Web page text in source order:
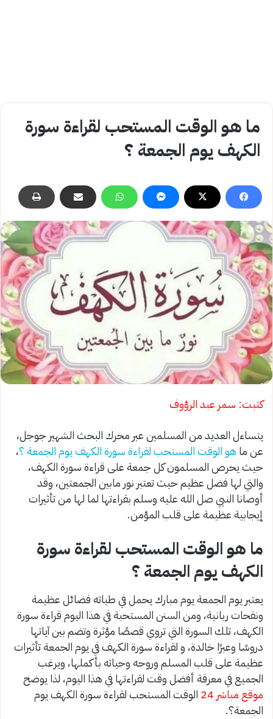
ما هو الوقت المستحب لقراءة سورة
الكهف يوم الجمعة ؟
كتبت: سمر عبد الرؤوف
يتساءل العديد من المسلمين عبر محرك البحث الشهير جوجل،
عن ما هو الوقت المستحب لقراءة سورة الكهف يوم الجمعة ؟،
حيث يحرص المسلمون كل جمعة على قراءة سورة الكهف،
والتي لها فضل عظيم حيث تعتبر نور مابين الجمعتين، وقد
أوصانا النبي صل الله عليه وسلم بقراءتها لما لها من تأثيرات
إيجابية عظيمة على قلب المؤمن.
ما هو الوقت المستحب لقراءة سورة
الكهف يوم الجمعة ؟
يعتبر يوم الجمعة يوم مبارك يحمل في طياته فضائل عظيمة
ونفحات ربانية، ومن السنن المستحبة في هذا اليوم قراءة سورة
الكهف، تلك السورة التي تروي قصصًا مؤثرة وتضم بين آياتها
دروسًا وعبرًا خالدة، و لقراءة سورة الكهف في يوم الجمعة تأثيرات
عظيمة على قلب المسلم وروحه وحياته بأكملها، ويرغب
الجميع في معرفة أفضل وقت لقراءتها في هذا اليوم، لذا يوضح
موقع مباشر 24
الوقت المستحب لقراءة سورة الكهف يوم
الجمعة؟.